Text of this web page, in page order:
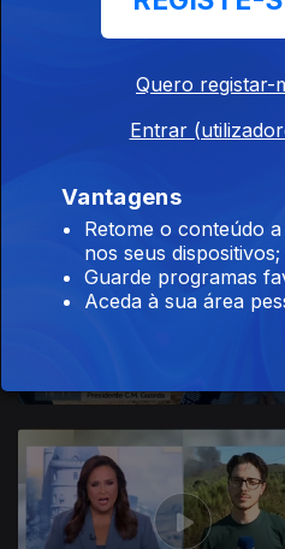
Quero registar-
Entrar
Vantagens
Retome o conteúdo
nos seus dispositivos;
Guarde programas
Aceda à sua área